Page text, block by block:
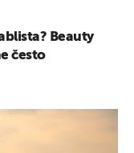
Beauty
često